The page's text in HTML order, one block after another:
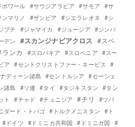
ワール #サウジアラビア #サモア #サ
ンマリノ #ザンビア #シエラレオネ #シ
ブチ #ジャマイカ #ジョージア #ジンバ
デン #スカンジナビアクロス #スペ
ンカ #スロバキア #スロベニア #スー
ア #セントクリストファー・ネービス
#
ディーン諸島 #セントルシア
#セーシェ
諸島 #ソ連 #タイ #タジキスタン
#タン
ト #チャド #チュニジア #チリ
#ツバ
ダード・トバゴ #トルクメニスタン #ト
#ドイツ #ドミニカ共和国 #ドミニカ国
#